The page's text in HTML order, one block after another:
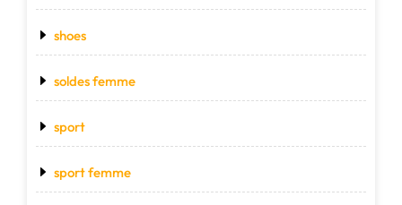
shoes
soldes femme
sport
sport femme